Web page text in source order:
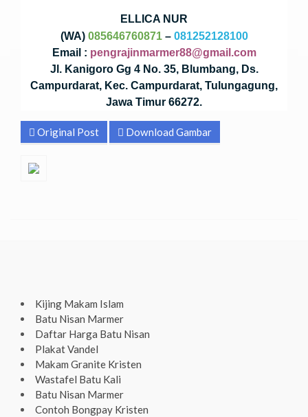
ELLICA NUR
(WA) 085646760871– 081252128100
Email : pengrajinmarmer88@gmail.com
Jl. Kanigoro Gg 4 No. 35, Blumbang, Ds.
Campurdarat, Kec. Campurdarat, Tulungagung,
Jawa Timur 66272.
Original Post Download Gambar
Kijing Makam Islam
Batu Nisan Marmer
Daftar Harga Batu Nisan
Plakat Vandel
Makam Granite Kristen
Wastafel Batu Kali
Batu Nisan Marmer
Contoh Bongpay Kristen